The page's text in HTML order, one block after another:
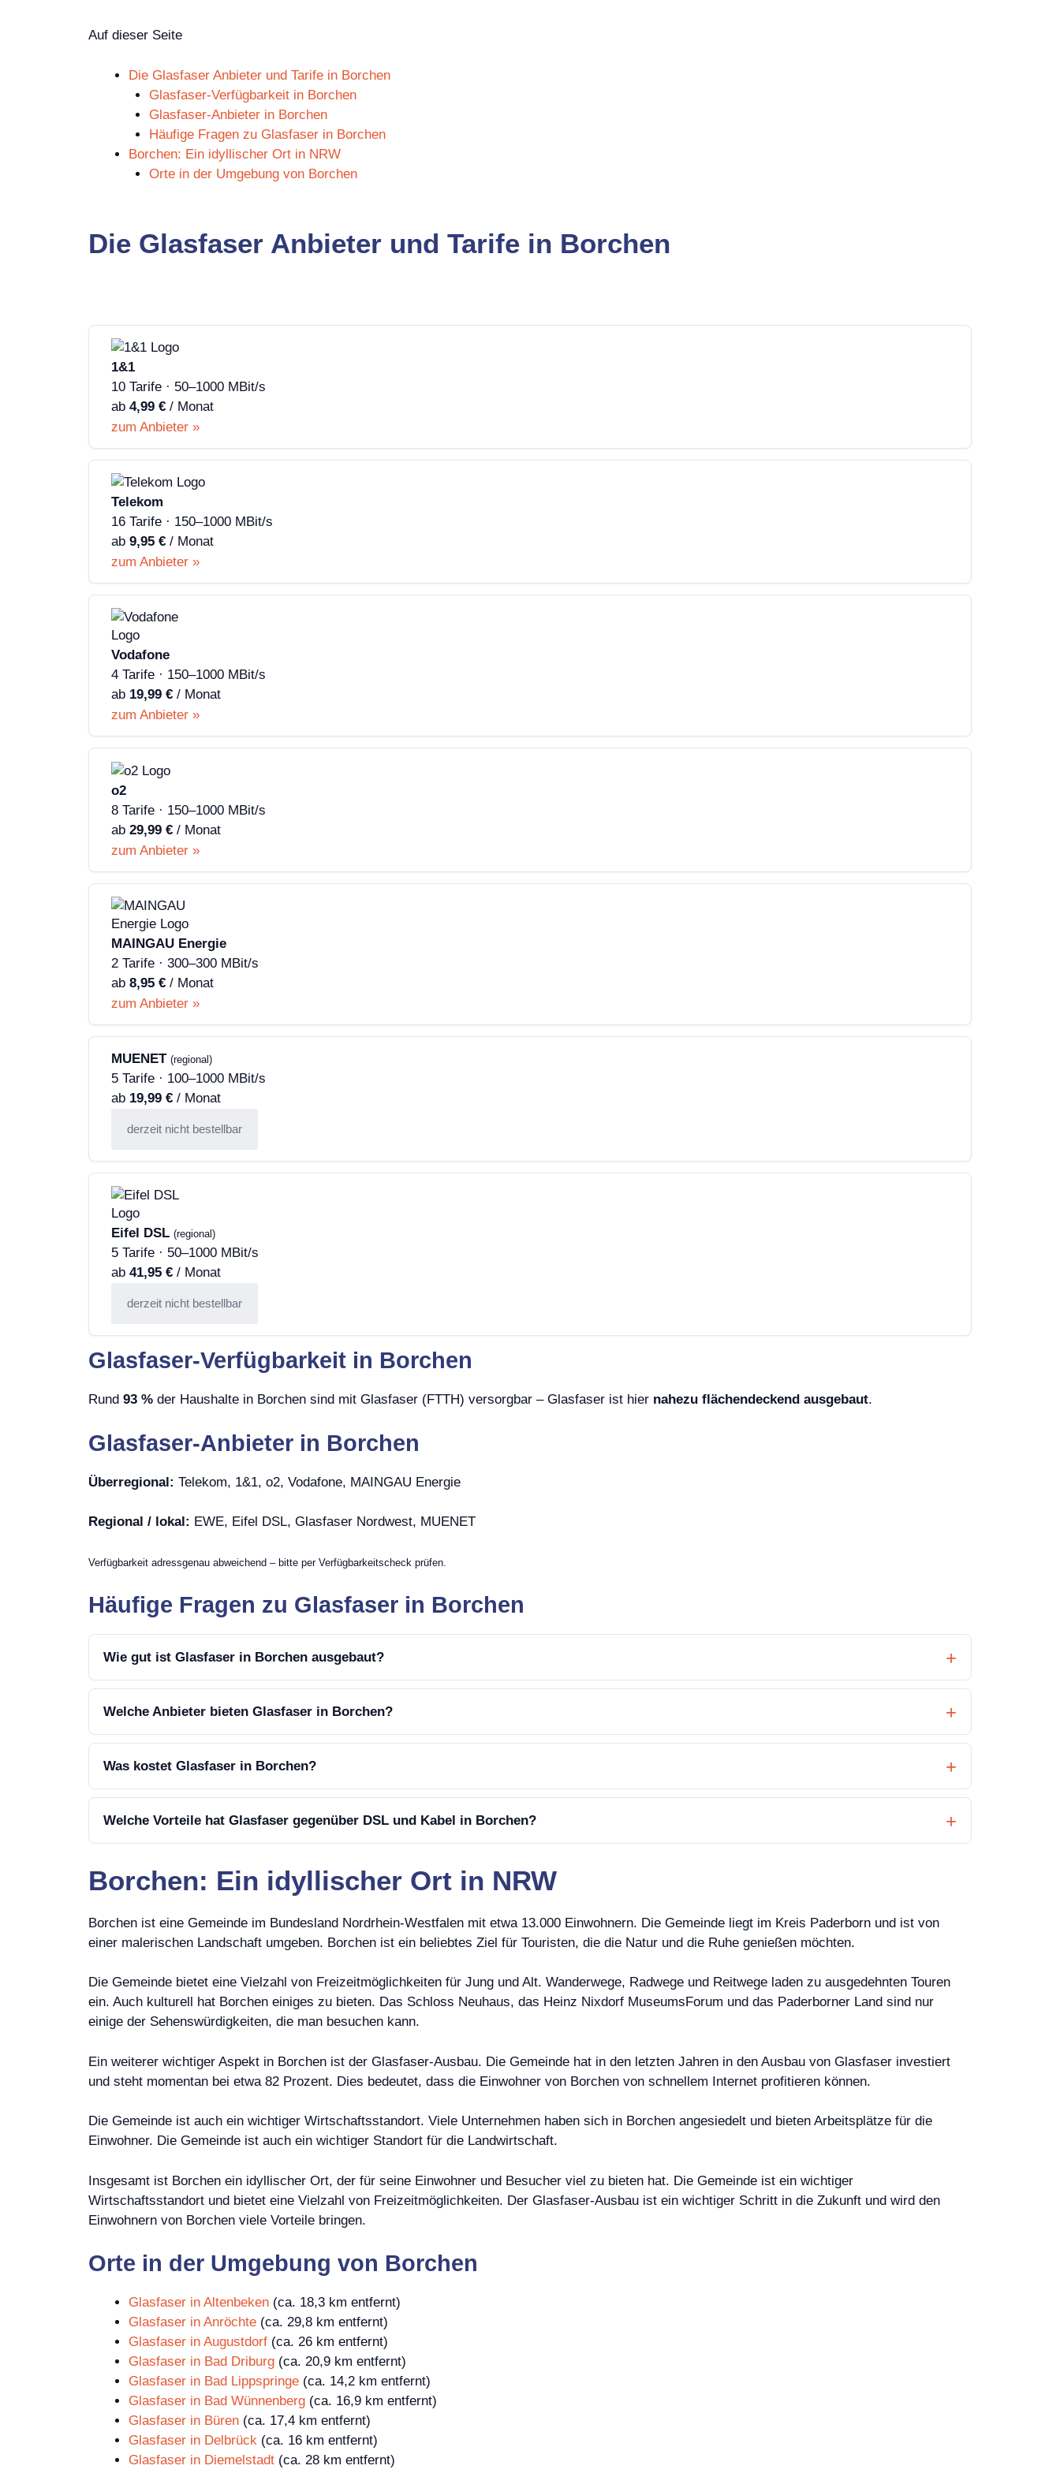
Auf dieser Seite
Die Glasfaser Anbieter und Tarife in Borchen
Glasfaser-Verfügbarkeit in Borchen
Glasfaser-Anbieter in Borchen
Häufige Fragen zu Glasfaser in Borchen
Borchen: Ein idyllischer Ort in NRW
Orte in der Umgebung von Borchen
Die Glasfaser Anbieter und Tarife in Borchen
1&1
10 Tarife · 50–1000 MBit/s
ab 4,99 € / Monat
zum Anbieter »
Telekom
16 Tarife · 150–1000 MBit/s
ab 9,95 € / Monat
zum Anbieter »
Vodafone
4 Tarife · 150–1000 MBit/s
ab 19,99 € / Monat
zum Anbieter »
o2
8 Tarife · 150–1000 MBit/s
ab 29,99 € / Monat
zum Anbieter »
MAINGAU Energie
2 Tarife · 300–300 MBit/s
ab 8,95 € / Monat
zum Anbieter »
MUENET (regional)
5 Tarife · 100–1000 MBit/s
ab 19,99 € / Monat
derzeit nicht bestellbar
Eifel DSL (regional)
5 Tarife · 50–1000 MBit/s
ab 41,95 € / Monat
derzeit nicht bestellbar
Glasfaser-Verfügbarkeit in Borchen
Rund 93 % der Haushalte in Borchen sind mit Glasfaser (FTTH) versorgbar – Glasfaser ist hier nahezu flächendeckend ausgebaut.
Glasfaser-Anbieter in Borchen
Überregional: Telekom, 1&1, o2, Vodafone, MAINGAU Energie
Regional / lokal: EWE, Eifel DSL, Glasfaser Nordwest, MUENET
Verfügbarkeit adressgenau abweichend – bitte per Verfügbarkeitscheck prüfen.
Häufige Fragen zu Glasfaser in Borchen
Wie gut ist Glasfaser in Borchen ausgebaut?
Welche Anbieter bieten Glasfaser in Borchen?
Was kostet Glasfaser in Borchen?
Welche Vorteile hat Glasfaser gegenüber DSL und Kabel in Borchen?
Borchen: Ein idyllischer Ort in NRW
Borchen ist eine Gemeinde im Bundesland Nordrhein-Westfalen mit etwa 13.000 Einwohnern. Die Gemeinde liegt im Kreis Paderborn und ist von
einer malerischen Landschaft umgeben. Borchen ist ein beliebtes Ziel für Touristen, die die Natur und die Ruhe genießen möchten.
Die Gemeinde bietet eine Vielzahl von Freizeitmöglichkeiten für Jung und Alt. Wanderwege, Radwege und Reitwege laden zu ausgedehnten Touren
ein. Auch kulturell hat Borchen einiges zu bieten. Das Schloss Neuhaus, das Heinz Nixdorf MuseumsForum und das Paderborner Land sind nur
einige der Sehenswürdigkeiten, die man besuchen kann.
Ein weiterer wichtiger Aspekt in Borchen ist der Glasfaser-Ausbau. Die Gemeinde hat in den letzten Jahren in den Ausbau von Glasfaser investiert
und steht momentan bei etwa 82 Prozent. Dies bedeutet, dass die Einwohner von Borchen von schnellem Internet profitieren können.
Die Gemeinde ist auch ein wichtiger Wirtschaftsstandort. Viele Unternehmen haben sich in Borchen angesiedelt und bieten Arbeitsplätze für die
Einwohner. Die Gemeinde ist auch ein wichtiger Standort für die Landwirtschaft.
Insgesamt ist Borchen ein idyllischer Ort, der für seine Einwohner und Besucher viel zu bieten hat. Die Gemeinde ist ein wichtiger
Wirtschaftsstandort und bietet eine Vielzahl von Freizeitmöglichkeiten. Der Glasfaser-Ausbau ist ein wichtiger Schritt in die Zukunft und wird den
Einwohnern von Borchen viele Vorteile bringen.
Orte in der Umgebung von Borchen
Glasfaser in Altenbeken (ca. 18,3 km entfernt)
Glasfaser in Anröchte (ca. 29,8 km entfernt)
Glasfaser in Augustdorf (ca. 26 km entfernt)
Glasfaser in Bad Driburg (ca. 20,9 km entfernt)
Glasfaser in Bad Lippspringe (ca. 14,2 km entfernt)
Glasfaser in Bad Wünnenberg (ca. 16,9 km entfernt)
Glasfaser in Büren (ca. 17,4 km entfernt)
Glasfaser in Delbrück (ca. 16 km entfernt)
Glasfaser in Diemelstadt (ca. 28 km entfernt)